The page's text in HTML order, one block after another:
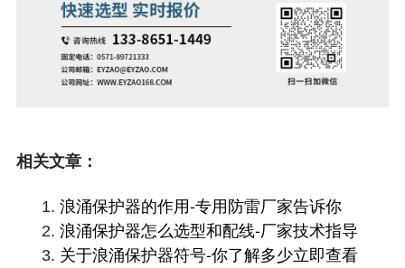
相关文章：
1. 浪涌保护器的作用-专用防雷厂家告诉你
2. 浪涌保护器怎么选型和配线-厂家技术指导
3. 关于浪涌保护器符号-你了解多少立即查看